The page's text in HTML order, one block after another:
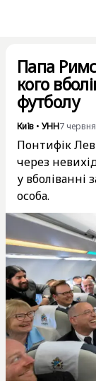
Папа
кого
футболу
Київ • УНН7
Понтифік
через
у
особа.